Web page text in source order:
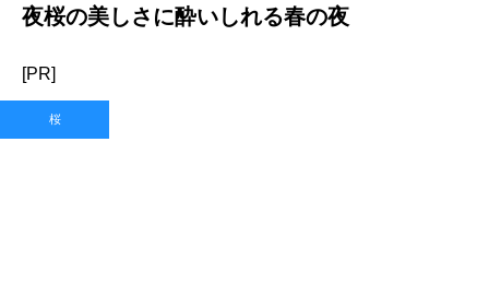
夜桜の美しさに酔いしれる春の夜
[PR]
桜